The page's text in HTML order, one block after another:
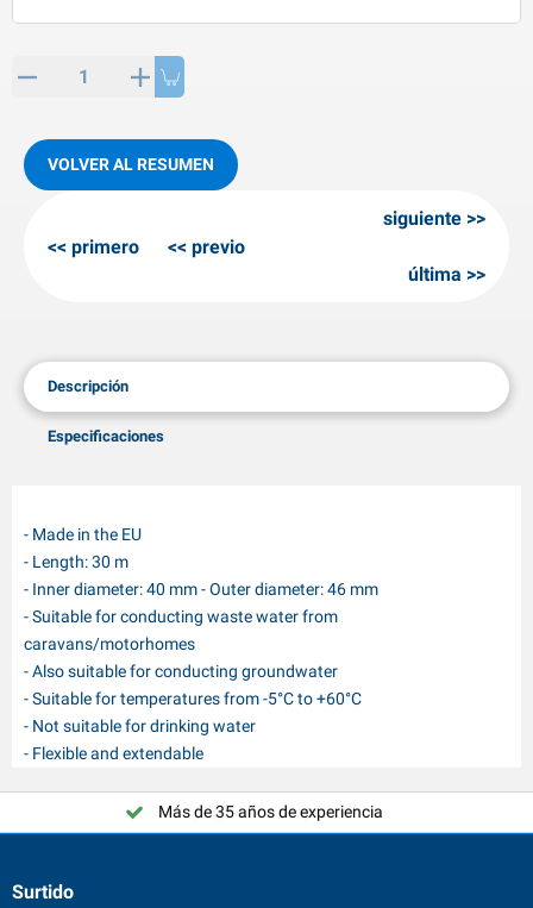
de SPP
AL-KO
para invierno
invernales
VOLVER AL RESUMEN
primero previo
siguiente
última
Descripción
Especificaciones
- Made in the EU
- Length: 30 m
- Inner diameter: 40 mm - Outer diameter: 46 mm
- Suitable for conducting waste water from
caravans/motorhomes
- Also suitable for conducting groundwater
- Suitable for temperatures from -5°C to +60°C
- Not suitable for drinking water
- Flexible and extendable
Más de 35 años de experiencia
Surtido